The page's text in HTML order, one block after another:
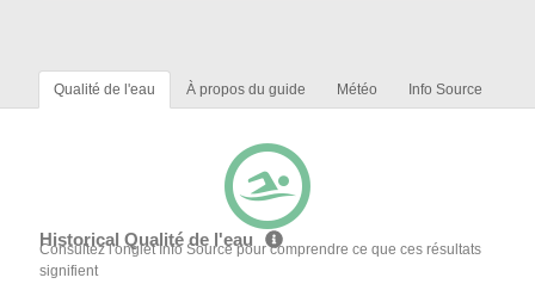
Qualité de l'eau À propos du guide Météo Info Source
Historical Qualité de l'eau
Consultez l'onglet Info Source pour comprendre ce que ces résultats
signifient